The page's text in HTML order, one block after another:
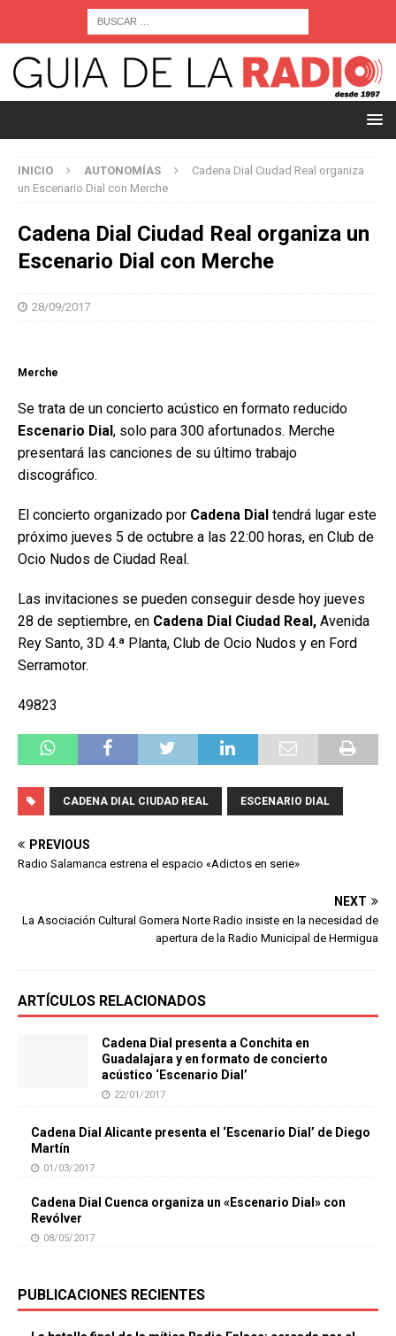
INICIO AUTONOMÍAS
Cadena Dial Ciudad Real organiza
un Escenario Dial con Merche
Cadena Dial Ciudad Real organiza un
Escenario Dial con Merche
28/09/2017
Merche
Se trata de un concierto acústico en formato reducido
Escenario Dial, solo para 300 afortunados. Merche
presentará las canciones de su último trabajo
discográfico.
El concierto organizado por Cadena Dial tendrá lugar este
próximo jueves 5 de octubre a las 22:00 horas, en Club de
Ocio Nudos de Ciudad Real.
Las invitaciones se pueden conseguir desde hoy jueves
28 de septiembre, en Cadena Dial Ciudad Real, Avenida
Rey Santo, 3D 4.ª Planta, Club de Ocio Nudos y en Ford
Serramotor.
49823
CADENA DIAL CIUDAD REAL ESCENARIO DIAL
PREVIOUS
Radio Salamanca estrena el espacio «Adictos en serie»
NEXT
La Asociación Cultural Gomera Norte Radio insiste en la necesidad de
apertura de la Radio Municipal de Hermigua
ARTÍCULOS RELACIONADOS
Cadena Dial presenta a Conchita en
Guadalajara y en formato de concierto
acústico ‘Escenario Dial’
22/01/2017
Cadena Dial Alicante presenta el ‘Escenario Dial’ de Diego
Martín
01/03/2017
Cadena Dial Cuenca organiza un «Escenario Dial» con
Revólver
08/05/2017
PUBLICACIONES RECIENTES